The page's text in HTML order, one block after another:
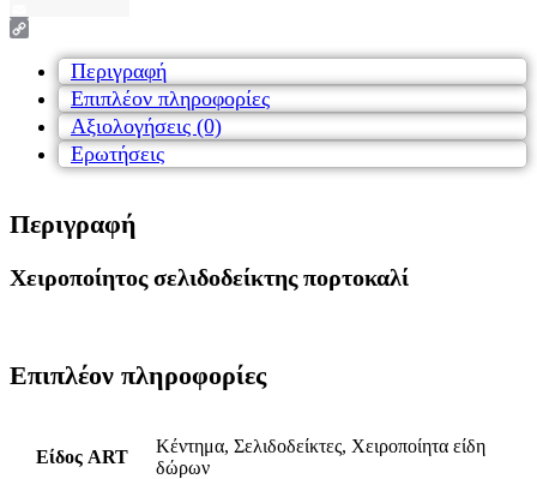
Email
Link
Περιγραφή
Επιπλέον πληροφορίες
Αξιολογήσεις (0)
Ερωτήσεις
Περιγραφή
Χειροποίητος σελιδοδείκτης πορτοκαλί
Επιπλέον πληροφορίες
Είδος ART
Κέντημα, Σελιδοδείκτες, Χειροποίητα είδη
δώρων